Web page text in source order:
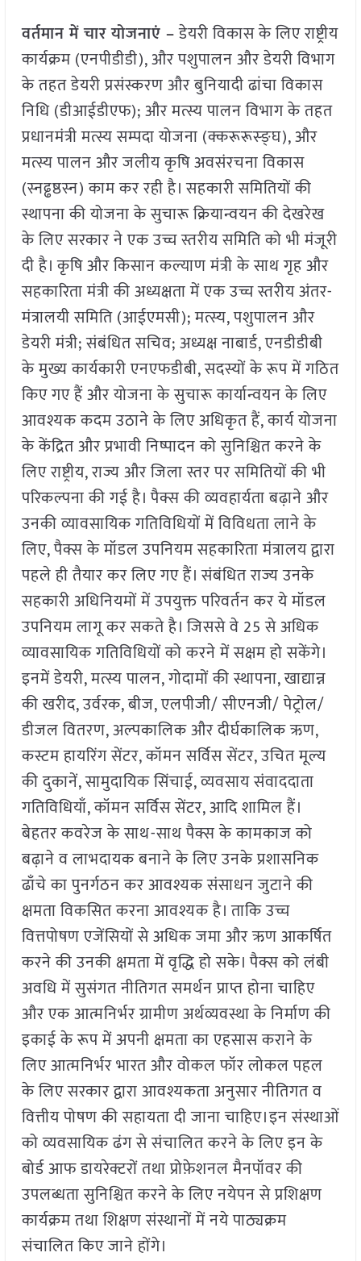
वर्तमान में चार योजनाएं –डेयरी विकास के लिए राष्ट्रीय
कार्यक्रम (एनपीडीडी), और पशुपालन और डेयरी विभाग
के तहत डेयरी प्रसंस्करण और बुनियादी ढांचा विकास
निधि (डीआईडीएफ); और मत्स्य पालन विभाग के तहत
प्रधानमंत्री मत्स्य सम्पदा योजना (क्करूरूस्ङ्घ), और
मत्स्य पालन और जलीय कृषि अवसंरचना विकास
(स्नढ्ढष्ठस्न) काम कर रही है। सहकारी समितियों की
स्थापना की योजना के सुचारू क्रियान्वयन की देखरेख
के लिए सरकार ने एक उच्च स्तरीय समिति को भी मंजूरी
दी है। कृषि और किसान कल्याण मंत्री के साथ गृह और
सहकारिता मंत्री की अध्यक्षता में एक उच्च स्तरीय अंतर-
मंत्रालयी समिति (आईएमसी); मत्स्य, पशुपालन और
डेयरी मंत्री; संबंधित सचिव; अध्यक्ष नाबार्ड, एनडीडीबी
के मुख्य कार्यकारी एनएफडीबी, सदस्यों के रूप में गठित
किए गए हैं और योजना के सुचारू कार्यान्वयन के लिए
आवश्यक कदम उठाने के लिए अधिकृत हैं, कार्य योजना
के केंद्रित और प्रभावी निष्पादन को सुनिश्चित करने के
लिए राष्ट्रीय, राज्य और जिला स्तर पर समितियों की भी
परिकल्पना की गई है। पैक्स की व्यवहार्यता बढ़ाने और
उनकी व्यावसायिक गतिविधियों में विविधता लाने के
लिए, पैक्स के मॉडल उपनियम सहकारिता मंत्रालय द्वारा
पहले ही तैयार कर लिए गए हैं। संबंधित राज्य उनके
सहकारी अधिनियमों में उपयुक्त परिवर्तन कर ये मॉडल
उपनियम लागू कर सकते है। जिससे वे 25 से अधिक
व्यावसायिक गतिविधियों को करने में सक्षम हो सकेंगे।
इनमें डेयरी, मत्स्य पालन, गोदामों की स्थापना, खाद्यान्न
की खरीद, उर्वरक, बीज, एलपीजी/ सीएनजी/ पेट्रोल/
डीजल वितरण, अल्पकालिक और दीर्घकालिक ऋण,
कस्टम हायरिंग सेंटर, कॉमन सर्विस सेंटर, उचित मूल्य
की दुकानें, सामुदायिक सिंचाई, व्यवसाय संवाददाता
गतिविधियाँ, कॉमन सर्विस सेंटर, आदि शामिल हैं।
बेहतर कवरेज के साथ-साथ पैक्स के कामकाज को
बढ़ाने व लाभदायक बनाने के लिए उनके प्रशासनिक
ढाँचे का पुनर्गठन कर आवश्यक संसाधन जुटाने की
क्षमता विकसित करना आवश्यक है। ताकि उच्च
वित्तपोषण एजेंसियों से अधिक जमा और ऋण आकर्षित
करने की उनकी क्षमता में वृद्धि हो सके। पैक्स को लंबी
अवधि में सुसंगत नीतिगत समर्थन प्राप्त होना चाहिए
और एक आत्मनिर्भर ग्रामीण अर्थव्यवस्था के निर्माण की
इकाई के रूप में अपनी क्षमता का एहसास कराने के
लिए आत्मनिर्भर भारत और वोकल फॉर लोकल पहल
के लिए सरकार द्वारा आवश्यकता अनुसार नीतिगत व
वित्तीय पोषण की सहायता दी जाना चाहिए।इन संस्थाओं
को व्यवसायिक ढंग से संचालित करने के लिए इन के
बोर्ड आफ डायरेक्टरों तथा प्रोफ़ेशनल मैनपॉवर की
उपलब्धता सुनिश्चित करने के लिए नयेपन से प्रशिक्षण
कार्यक्रम तथा शिक्षण संस्थानों में नये पाठ्यक्रम
संचालित किए जाने होंगे।